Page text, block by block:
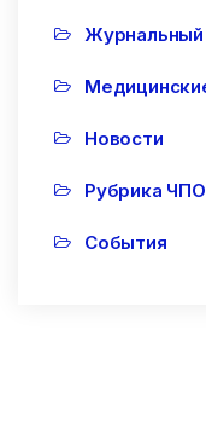
Журнальный
Новости
Рубрика ЧПО
События